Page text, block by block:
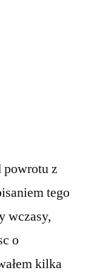
powrotu z
tego
wczasy,
o
kilka